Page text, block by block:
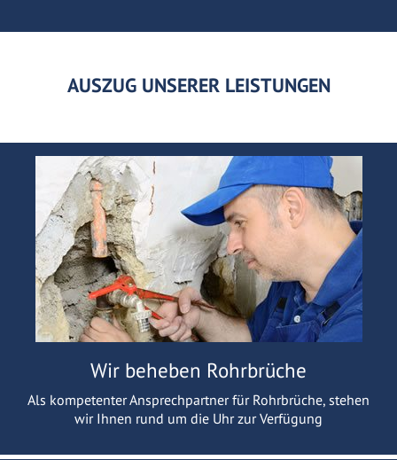
AUSZUG UNSERER LEISTUNGEN
Wir beheben Rohrbrüche
Als kompetenter Ansprechpartner für Rohrbrüche, stehen
wir Ihnen rund um die Uhr zur Verfügung